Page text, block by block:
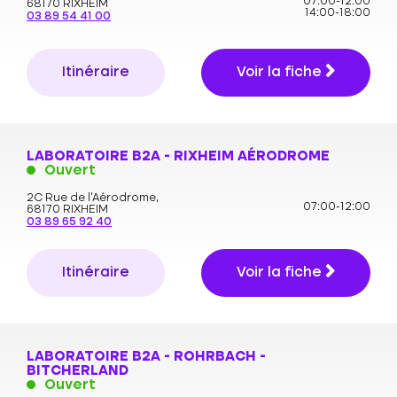
68170 RIXHEIM
03 89 54 41 00
14:00-18:00
Itinéraire Voir la fiche
LABORATOIRE B2A - RIXHEIM AÉRODROME
Ouvert
2C Rue de l'Aérodrome,
68170 RIXHEIM
03 89 65 92 40
07:00-12:00
Itinéraire Voir la fiche
LABORATOIRE B2A - ROHRBACH -
BITCHERLAND
Ouvert